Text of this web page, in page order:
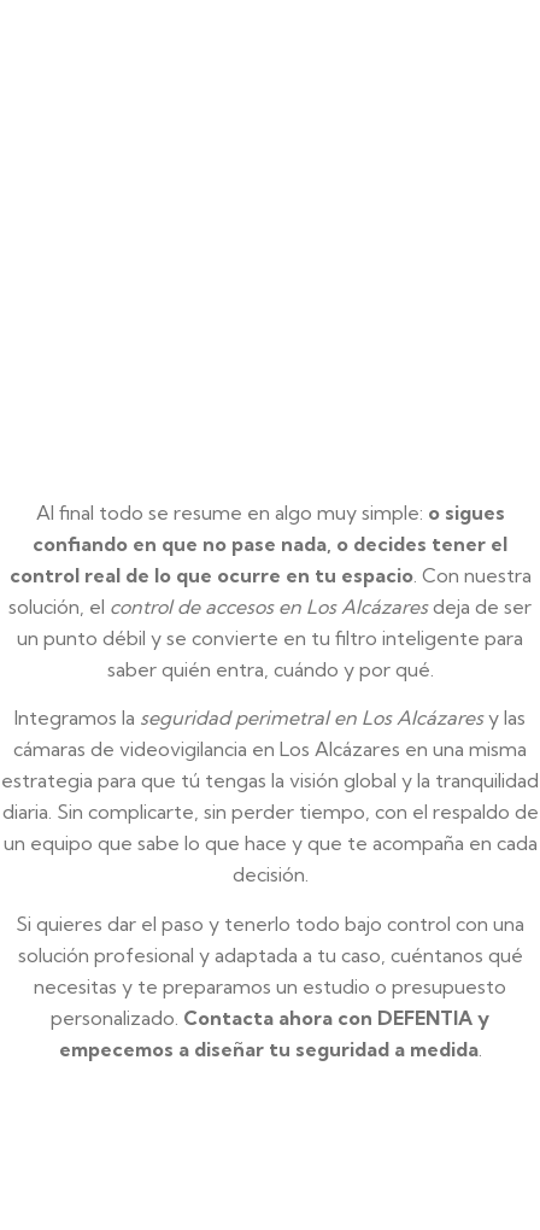
Al final todo se resume en algo muy simple: o sigues
confiando en que no pase nada, o decides tener el
control real de lo que ocurre en tu espacio. Con nuestra
solución, el control de accesos en Los Alcázaresdeja de ser
un punto débil y se convierte en tu filtro inteligente para
saber quién entra, cuándo y por qué.
Integramos la seguridad perimetral en Los Alcázaresy las
cámaras de videovigilancia en Los Alcázares en una misma
estrategia para que tú tengas la visión global y la tranquilidad
diaria. Sin complicarte, sin perder tiempo, con el respaldo de
un equipo que sabe lo que hace y que te acompaña en cada
decisión.
Si quieres dar el paso y tenerlo todo bajo control con una
solución profesional y adaptada a tu caso, cuéntanos qué
necesitas y te preparamos un estudio o presupuesto
personalizado. Contacta ahora con DEFENTIA y
empecemos a diseñar tu seguridad a medida.